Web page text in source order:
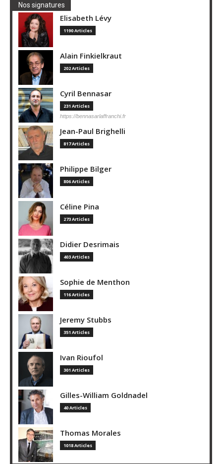
Nos signatures
Elisabeth Lévy
1190 Articles
Alain Finkielkraut
202 Articles
Cyril Bennasar
231 Articles
https://bennasarlaffranchi.fr
Jean-Paul Brighelli
817 Articles
Philippe Bilger
806 Articles
Céline Pina
273 Articles
Didier Desrimais
403 Articles
Sophie de Menthon
116 Articles
Jeremy Stubbs
351 Articles
Ivan Rioufol
301 Articles
Gilles-William Goldnadel
40 Articles
Thomas Morales
1018 Articles